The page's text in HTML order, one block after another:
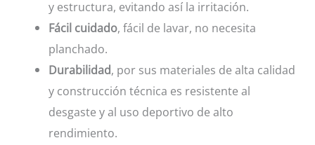
y estructura, evitando así la irritación.
Fácil cuidado, fácil de lavar, no necesita
planchado.
Durabilidad, por sus materiales de alta calidad
y construcción técnica es resistente al
desgaste y al uso deportivo de alto
rendimiento.